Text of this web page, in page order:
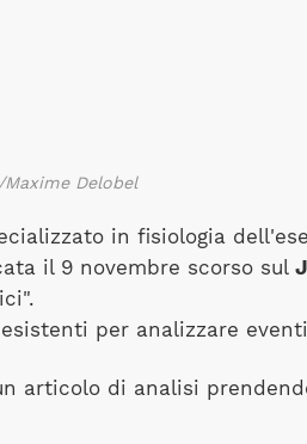
Delobel
in fisiologia
il 9 novembre scorso sul
per analizzare
articolo di analisi